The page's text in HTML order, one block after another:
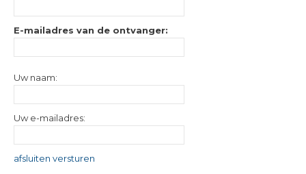
E-mailadres van de ontvanger:
Uw naam:
Uw e-mailadres:
afsluiten versturen